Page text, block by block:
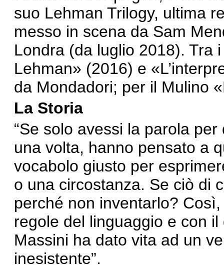
suo Lehman Trilogy, ultima
messo in scena da Sam
Londra (da luglio 2018). Tra
Lehman» (2016) e
da Mondadori; per il Mulino
La Storia
“Se solo avessi la parola
una volta, hanno pensato a
vocabolo giusto per
o una circostanza. Se ciò di
perché non inventarlo?
regole del linguaggio e con
Massini ha dato vita ad un
inesistente”.